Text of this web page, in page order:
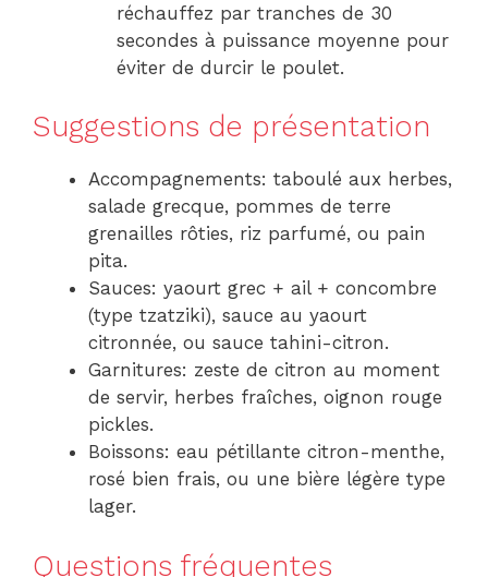
réchauffez par tranches de 30
secondes à puissance moyenne pour
éviter de durcir le poulet.
Suggestions de présentation
Accompagnements: taboulé aux herbes,
salade grecque, pommes de terre
grenailles rôties, riz parfumé, ou pain
pita.
Sauces: yaourt grec + ail + concombre
(type tzatziki), sauce au yaourt
citronnée, ou sauce tahini-citron.
Garnitures: zeste de citron au moment
de servir, herbes fraîches, oignon rouge
pickles.
Boissons: eau pétillante citron-menthe,
rosé bien frais, ou une bière légère type
lager.
Questions fréquentes